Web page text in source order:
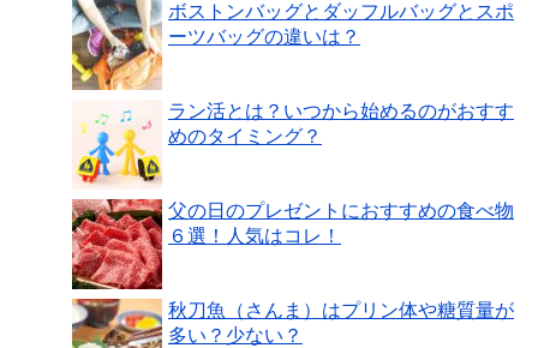
ボストンバッグとダッフルバッグとスポ
ーツバッグの違いは？
ラン活とは？いつから始めるのがおすす
めのタイミング？
父の日のプレゼントにおすすめの食べ物
６選！人気はコレ！
秋刀魚（さんま）はプリン体や糖質量が
多い？少ない？